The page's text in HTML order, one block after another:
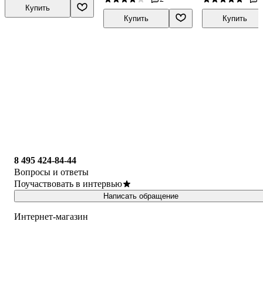
Купить
Купить Купить
8 495 424-84-44
Вопросы и ответы
Поучаствовать в интервью
Написать обращение
Интернет-магазин